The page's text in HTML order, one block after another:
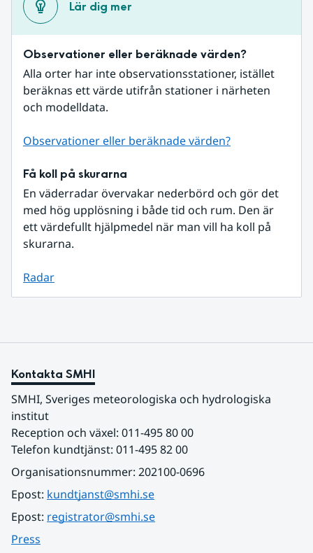
Lär dig mer
Observationer eller beräknade värden?
Alla orter har inte observationsstationer, istället
beräknas ett värde utifrån stationer i närheten
och modelldata.
Observationer eller beräknade värden?
Få koll på skurarna
En väderradar övervakar nederbörd och gör det
med hög upplösning i både tid och rum. Den är
ett värdefullt hjälpmedel när man vill ha koll på
skurarna.
Radar
Kontakta SMHI
SMHI, Sveriges meteorologiska och hydrologiska
institut
Reception och växel: 011-495 80 00
Telefon kundtjänst: 011-495 82 00
Organisationsnummer: 202100-0696
Epost: kundtjanst@smhi.se
Epost: registrator@smhi.se
Press